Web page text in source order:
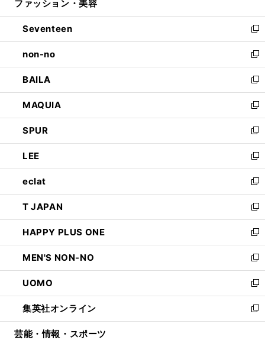
開
く
ウ
で
開
く
ン
ド
ウ
で
開
く
ファッション・美容
Seventeen
新
し
い
ウ
ィ
ン
ド
ウ
で
開
く
non-no
新
し
い
ウ
ィ
ン
ド
ウ
で
開
く
BAILA
新
し
い
ウ
ィ
ン
ド
ウ
で
開
く
MAQUIA
新
し
い
ウ
ィ
ン
ド
ウ
で
開
く
SPUR
新
し
い
ウ
ィ
ン
ド
ウ
で
開
く
LEE
新
し
い
ウ
ィ
ン
ド
ウ
で
開
く
eclat
新
し
い
ウ
ィ
ン
ド
ウ
で
開
く
T JAPAN
新
し
い
ウ
ィ
ン
ド
ウ
で
開
HAPPY PLUS ONE
新
し
い
ウ
ィ
ン
ド
ウ
MEN'S NON-NO
新
し
い
ウ
ィ
ン
UOMO
新
し
い
ウ
集英社オンライン
新
し
芸能・情報・スポーツ